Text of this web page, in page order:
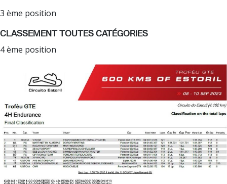
3 ème position
CLASSEMENT TOUTES CATÉGORIES
4 ème position